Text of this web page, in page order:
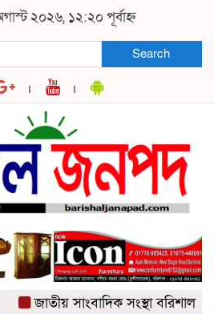
২০২৬, ১২:২০ পূর্বাহ্ন
Search
জাতীয় সাংবাদিক সংস্থা বরিশাল